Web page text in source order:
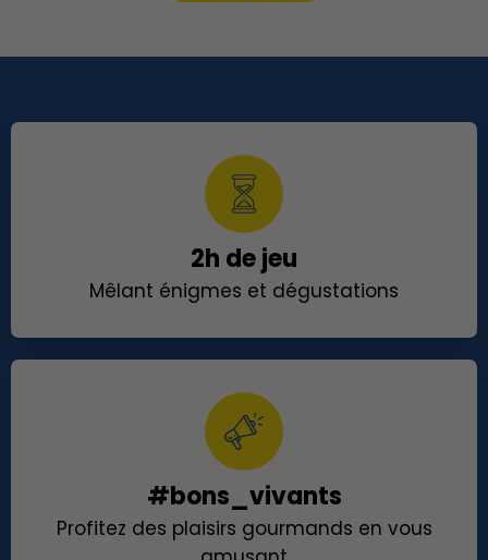
2h de jeu
Mêlant énigmes et dégustations
#bons_vivants
Profitez des plaisirs gourmands en vous